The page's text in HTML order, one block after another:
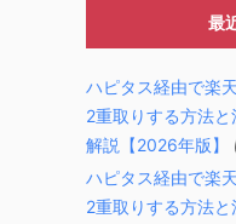
最
ハピタス経由で楽
2重取りする方法
解説【2026年版】
ハピタス経由で楽
2重取りする方法